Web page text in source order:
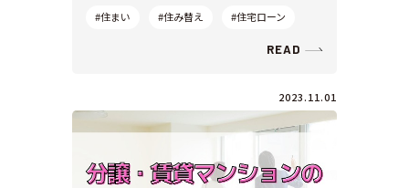
#住まい #住み替え #住宅ローン
READ
2023.11.01